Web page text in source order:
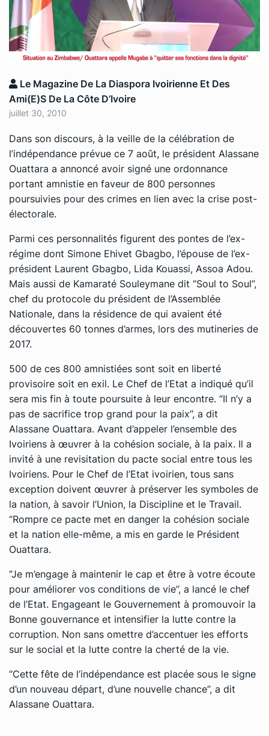
Le Magazine De La Diaspora Ivoirienne Et Des
Ami(e)s De La Côte D’Ivoire
juillet 30, 2010
Dans son discours, à la veille de la célébration de
l’indépendance prévue ce 7 août, le président Alassane
Ouattara a annoncé avoir signé une ordonnance
portant amnistie en faveur de 800 personnes
poursuivies pour des crimes en lien avec la crise post-
électorale.
Parmi ces personnalités figurent des pontes de l’ex-
régime dont Simone Ehivet Gbagbo, l’épouse de l’ex-
président Laurent Gbagbo, Lida Kouassi, Assoa Adou.
Mais aussi de Kamaraté Souleymane dit ‘’Soul to Soul’’,
chef du protocole du président de l’Assemblée
Nationale, dans la résidence de qui avaient été
découvertes 60 tonnes d’armes, lors des mutineries de
2017.
500 de ces 800 amnistiées sont soit en liberté
provisoire soit en exil. Le Chef de l’Etat a indiqué qu’il
sera mis fin à toute poursuite à leur encontre. ‘’Il n’y a
pas de sacrifice trop grand pour la paix’’, a dit
Alassane Ouattara. Avant d’appeler l’ensemble des
Ivoiriens à œuvrer à la cohésion sociale, à la paix. Il a
invité à une revisitation du pacte social entre tous les
Ivoiriens. Pour le Chef de l’Etat ivoirien, tous sans
exception doivent œuvrer à préserver les symboles de
la nation, à savoir l’Union, la Discipline et le Travail.
‘’Rompre ce pacte met en danger la cohésion sociale
et la nation elle-même, a mis en garde le Président
Ouattara.
‘’Je m’engage à maintenir le cap et être à votre écoute
pour améliorer vos conditions de vie’’, a lancé le chef
de l’Etat. Engageant le Gouvernement à promouvoir la
Bonne gouvernance et intensifier la lutte contre la
corruption. Non sans omettre d’accentuer les efforts
sur le social et la lutte contre la cherté de la vie.
‘’Cette fête de l’indépendance est placée sous le signe
d’un nouveau départ, d’une nouvelle chance’’, a dit
Alassane Ouattara.